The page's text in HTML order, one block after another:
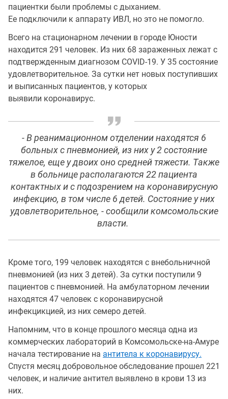
пациентки были проблемы с дыханием.
Ее подключили к аппарату ИВЛ, но это не помогло.
Всего на стационарном лечении в городе Юности
находится 291 человек. Из них 68 зараженных лежат с
подтвержденным диагнозом COVID-19. У 35 состояние
удовлетворительное. За сутки нет новых поступивших
и выписанных пациентов, у которых
выявили коронавирус.
- В реанимационном отделении находятся 6
больных с пневмонией, из них у 2 состояние
тяжелое, еще у двоих оно средней тяжести. Также
в больнице располагаются 22 пациента
контактных и с подозрением на коронавирусную
инфекцию, в том числе 6 детей. Состояние у них
удовлетворительное, - сообщили комсомольские
власти.
Кроме того, 199 человек находятся с внебольничной
пневмонией (из них 3 детей). За сутки поступили 9
пациентов с пневмонией. На амбулаторном лечении
находятся 47 человек с коронавирусной
инфекцикцией, из них семеро детей.
Напомним, что в конце прошлого месяца одна из
коммерческих лабораторий в Комсомольске-на-Амуре
начала тестирование на антитела к коронавирусу.
Спустя месяц добровольное обследование прошел 221
человек, и наличие антител выявлено в крови 13 из
них.